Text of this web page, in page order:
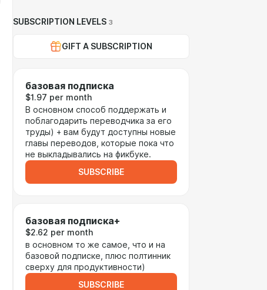
SUBSCRIPTION LEVELS 3
GIFT A SUBSCRIPTION
базовая подписка
$1.97 per month
В основном способ поддержать и
поблагодарить переводчика за его
труды) + вам будут доступны новые
главы переводов, которые пока что
не выкладывались на фикбуке.
SUBSCRIBE
базовая подписка+
$2.62 per month
в основном то же самое, что и на
базовой подписке, плюс полтинник
сверху для продуктивности)
SUBSCRIBE